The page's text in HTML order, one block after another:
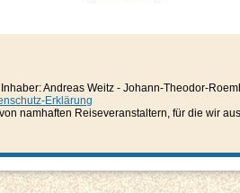
Andreas Weitz - Johann-Theodor-
Erklärung
namhaften Reiseveranstaltern, für die wir